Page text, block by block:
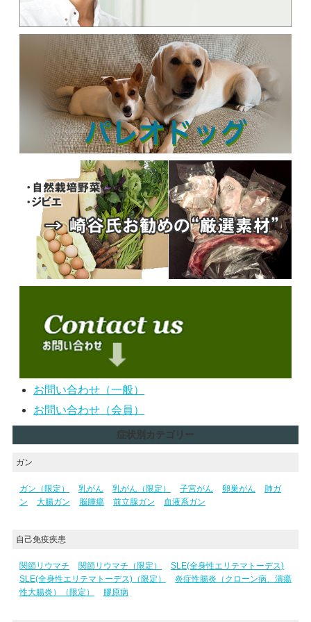
お問い合わせ（一般）
お問い合わせ（会員）
症状別カテゴリー
ガン
ガン（限定） 乳がん 乳がん（限定） 子宮がん 卵巣がん
肺ガ
ン
大腸ガン 脳腫瘍 前立腺ガン 血液系ガン
自己免疫疾患
関節リウマチ 関節リウマチ（限定）
SLE(全身性エリテマトーデス)
SLE(全身性エリテマトーデス)（限定）
炎症性腸炎（クローン病、潰瘍
性大腸炎）（限定）
膠原病